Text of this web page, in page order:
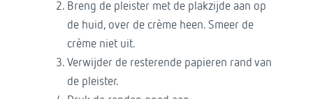
Breng de pleister met de plakzijde aan op
de huid, over de crème heen. Smeer de
crème niet uit.
Verwijder de resterende papieren rand van
de pleister.